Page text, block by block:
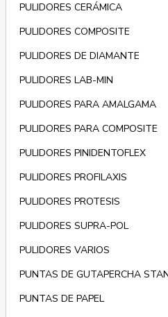
PULIDORES CERÁMICA
PULIDORES COMPOSITE
PULIDORES DE DIAMANTE
PULIDORES LAB-MIN
PULIDORES PARA AMALGAMA
PULIDORES PARA COMPOSITE
PULIDORES PINIDENTOFLEX
PULIDORES PROFILAXIS
PULIDORES PROTESIS
PULIDORES SUPRA-POL
PULIDORES VARIOS
PUNTAS DE GUTAPERCHA
PUNTAS DE PAPEL